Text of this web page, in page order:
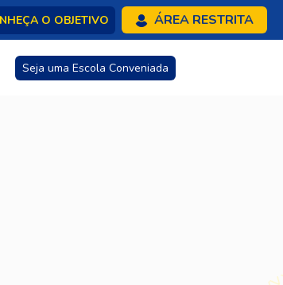
O OBJETIVO ÁREA RESTRITA
Seja uma Escola Conveniada